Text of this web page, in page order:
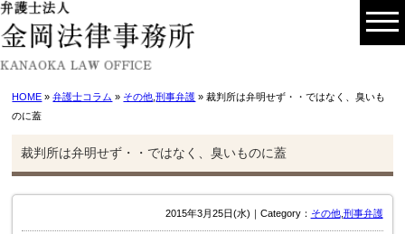
HOME »弁護士コラム » その他 ,刑事弁護 » 裁判所は弁明せず・・ではなく、臭いも
のに蓋
裁判所は弁明せず・・ではなく、臭いものに蓋
2015年3月25日(水)｜Category： その他, 刑事弁護